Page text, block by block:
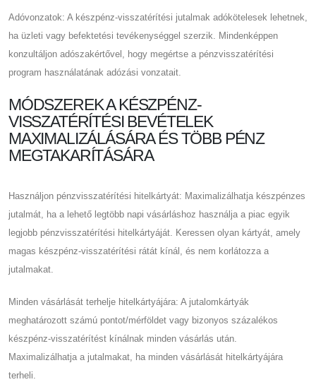
Adóvonzatok: A készpénz-visszatérítési jutalmak adókötelesek lehetnek,
ha üzleti vagy befektetési tevékenységgel szerzik. Mindenképpen
konzultáljon adószakértővel, hogy megértse a pénzvisszatérítési
program használatának adózási vonzatait.
MÓDSZEREK A KÉSZPÉNZ-
VISSZATÉRÍTÉSI BEVÉTELEK
MAXIMALIZÁLÁSÁRA ÉS TÖBB PÉNZ
MEGTAKARÍTÁSÁRA
Használjon pénzvisszatérítési hitelkártyát: Maximalizálhatja készpénzes
jutalmát, ha a lehető legtöbb napi vásárláshoz használja a piac egyik
legjobb pénzvisszatérítési hitelkártyáját. Keressen olyan kártyát, amely
magas készpénz-visszatérítési rátát kínál, és nem korlátozza a
jutalmakat.
Minden vásárlását terhelje hitelkártyájára: A jutalomkártyák
meghatározott számú pontot/mérföldet vagy bizonyos százalékos
készpénz-visszatérítést kínálnak minden vásárlás után.
Maximalizálhatja a jutalmakat, ha minden vásárlását hitelkártyájára
terheli.